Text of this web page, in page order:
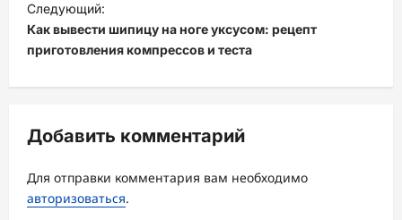
г
а
я
з
а
п
Следующий:
Как вывести шипицу на ноге уксусом: рецепт
приготовления компрессов и теста
Добавить комментарий
Для отправки комментария вам необходимо
авторизоваться.